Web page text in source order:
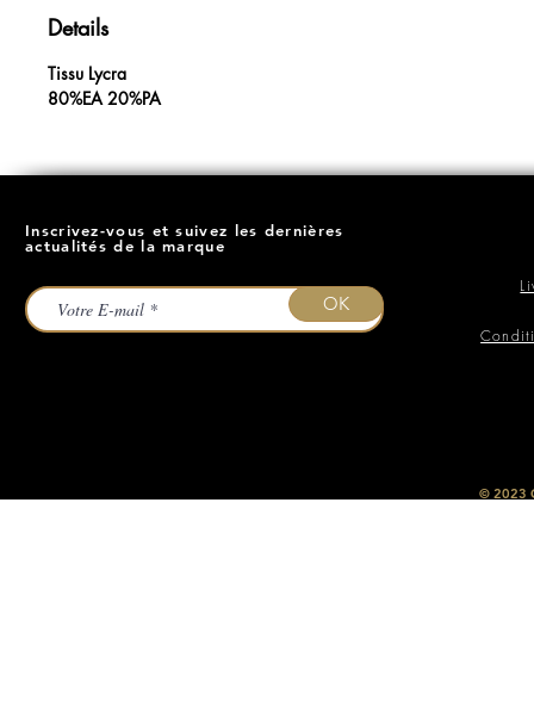
Details
Tissu Lycra
80%EA 20%PA
Inscrivez-vous et suivez les dernières
actualités de la marque
OK
​© 2023